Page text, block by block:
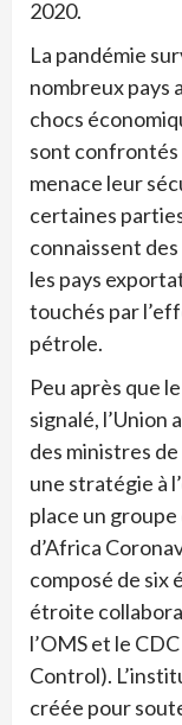
2020.
La pandémie
nombreux pays
chocs
sont confrontés
menace leur
certaines
connaissent
les pays
touchés par
pétrole.
Peu après que
signalé, l’Union
des ministres
une stratégie à
place un
d’Africa
composé de six
étroite
l’OMS et le
Control).
créée pour